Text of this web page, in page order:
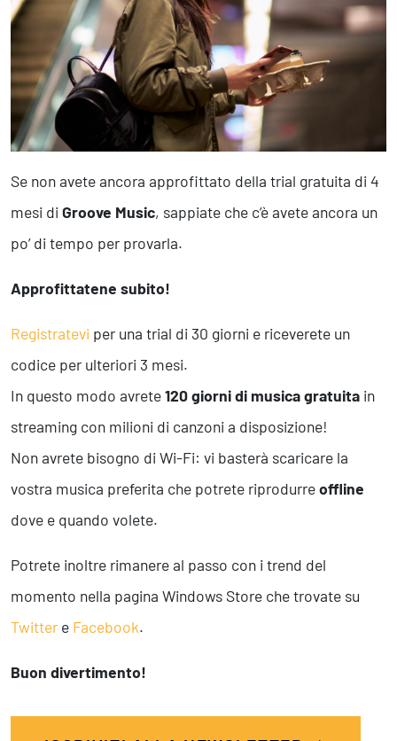
Finanza Strategica
231 Gestione Rischi
Future
Innovazione
Collaborative Design
Social Impacts
Digital
Produttività & Lavoro in Team
Remote Working & Video e Audio Conferencing
Business Intelligence, Analitiche e Intelligenza Artificiale
Sviluppo App
Operation
Smart Working
Project Management
Risk Management
Sistemi di Gestione
Sicurezza sul Lavoro
Se non avete ancora approfittato della trial gratuita di 4
mesi di Groove Music, sappiate che c’è avete ancora un
po’ di tempo per provarla.
Approfittatene subito!
Registratevi per una trial di 30 giorni e riceverete un
codice per ulteriori 3 mesi.
In questo modo avrete120 giorni di musica gratuita in
streaming con milioni di canzoni a disposizione!
Non avrete bisogno di Wi-Fi: vi basterà scaricare la
vostra musica preferita che potrete riprodurreoffline
dove e quando volete.
Potrete inoltre rimanere al passo con i trend del
momento nella pagina Windows Store che trovate su
Twitter e Facebook.
Buon divertimento!